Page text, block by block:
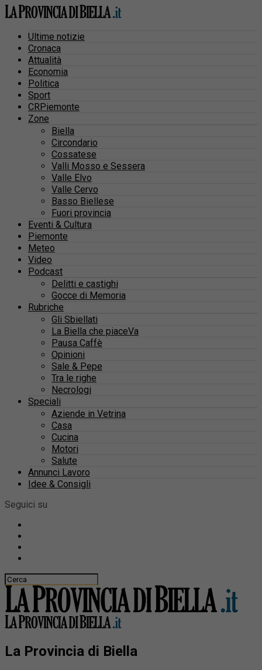
Ultime notizie
Cronaca
Attualità
Economia
Politica
Sport
CRPiemonte
Zone
Biella
Circondario
Cossatese
Valli Mosso e Sessera
Valle Elvo
Valle Cervo
Basso Biellese
Fuori provincia
Eventi & Cultura
Piemonte
Meteo
Video
Podcast
Delitti e castighi
Gocce di Memoria
Rubriche
Gli Sbiellati
La Biella che piaceVa
Pausa Caffè
Opinioni
Sale & Pepe
Tra le righe
Necrologi
Speciali
Aziende in Vetrina
Casa
Cucina
Motori
Salute
Annunci Lavoro
Idee & Consigli
Seguici su
La Provincia di Biella